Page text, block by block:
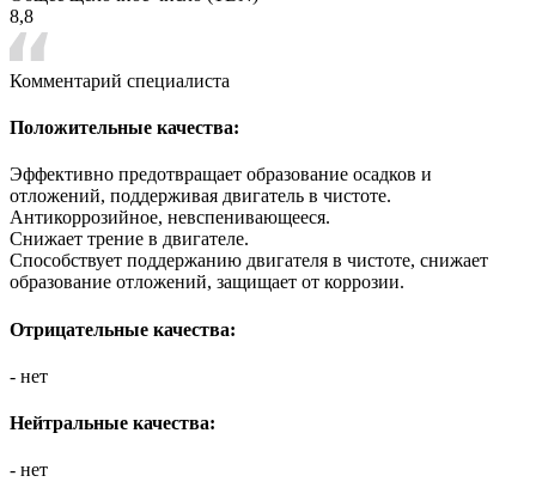
8,8
Комментарий специалиста
Положительные качества:
Эффективно предотвращает образование осадков и
отложений, поддерживая двигатель в чистоте.
Антикоррозийное, невспенивающееся.
Снижает трение в двигателе.
Способствует поддержанию двигателя в чистоте, снижает
образование отложений, защищает от коррозии.
Отрицательные качества:
- нет
Нейтральные качества:
- нет